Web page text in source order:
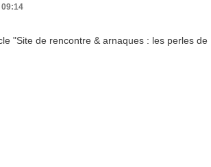
09:14